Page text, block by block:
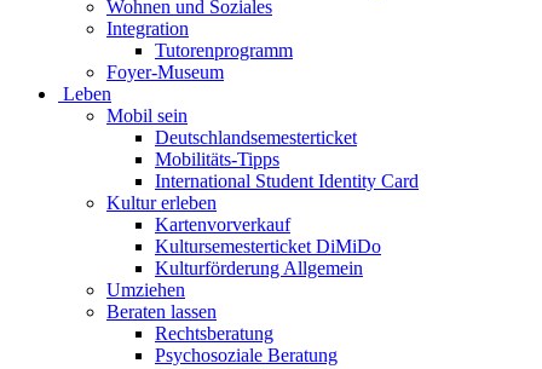
Wohnen und Soziales
Integration
Tutorenprogramm
Foyer-Museum
Leben
Mobil sein
Deutschlandsemesterticket
Mobilitäts-Tipps
International Student Identity Card
Kultur erleben
Kartenvorverkauf
Kultursemesterticket DiMiDo
Kulturförderung Allgemein
Umziehen
Beraten lassen
Rechtsberatung
Psychosoziale Beratung